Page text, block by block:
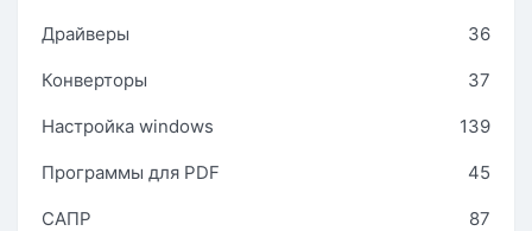
Драйверы 36
Конверторы 37
Настройка windows 139
Программы для PDF 45
САПР 87